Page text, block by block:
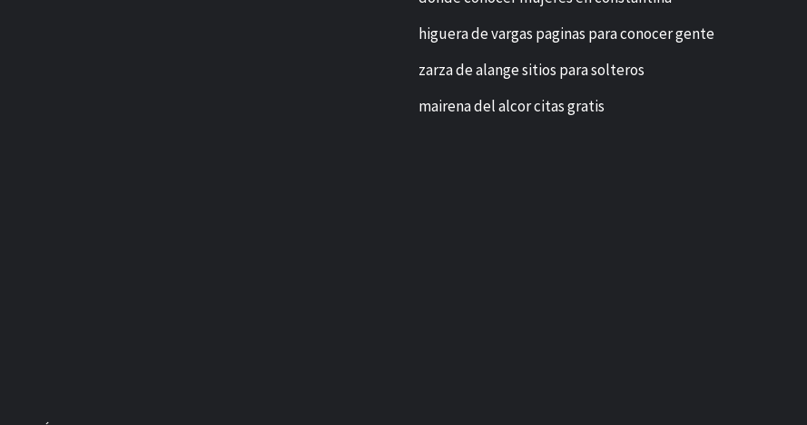
higuera de vargas paginas para conocer gente
zarza de alange sitios para solteros
mairena del alcor citas gratis